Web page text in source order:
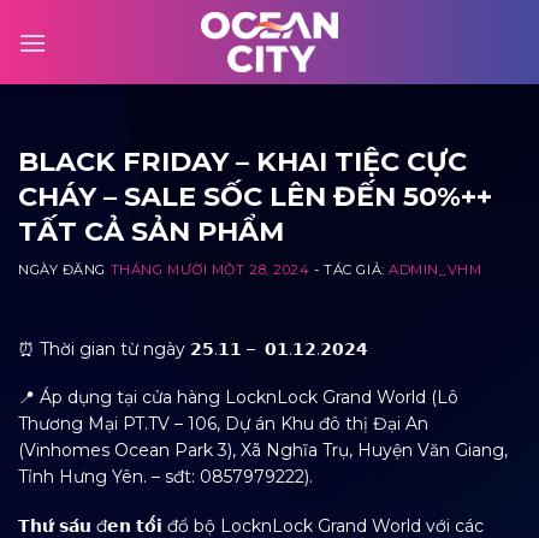
BLACK FRIDAY – KHAI TIỆC CỰC
CHÁY – SALE SỐC LÊN ĐẾN 50%++
TẤT CẢ SẢN PHẨM
NGÀY ĐĂNG THÁNG MƯỜI MỘT 28, 2024 - TÁC GIẢ:ADMIN_VHM
⏰ Thời gian từ ngày 𝟮𝟱.𝟭𝟭 – 𝟬𝟭.𝟭𝟮.𝟮𝟬𝟮𝟰
📍 Áp dụng tại cửa hàng LocknLock Grand World (Lô
Thương Mại PT.TV – 106, Dự án Khu đô thị Đại An
(Vinhomes Ocean Park 3), Xã Nghĩa Trụ, Huyện Văn Giang,
Tỉnh Hưng Yên. – sđt: 0857979222).
𝗧𝗵𝘂̛́ 𝘀𝗮́𝘂 đ𝗲𝗻 𝘁𝗼̂́𝗶 đổ bộ LocknLock Grand World với các